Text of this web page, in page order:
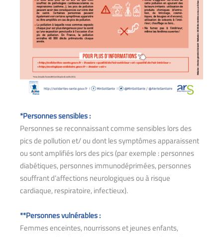
*Personnes sensibles :
Personnes se reconnaissant comme sensibles lors des
pics de pollution et/ ou dont les symptômes apparaissent
ou sont amplifiés lors des pics (par exemple : personnes
diabétiques, personnes immunodéprimées, personnes
souffrant d’affections neurologiques ou à risque
cardiaque, respiratoire, infectieux).
**Personnes vulnérables :
Femmes enceintes, nourrissons et jeunes enfants,